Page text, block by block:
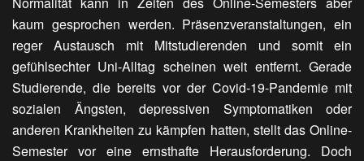
kaum gesprochen werden. Präsenzveranstaltungen, ein
reger Austausch mit Mitstudierenden und somit ein
gefühlsechter Uni-Alltag scheinen weit entfernt. Gerade
Studierende, die bereits vor der Covid-19-Pandemie mit
sozialen Ängsten, depressiven Symptomatiken oder
anderen Krankheiten zu kämpfen hatten, stellt das Online-
Semester vor eine ernsthafte Herausforderung. Doch